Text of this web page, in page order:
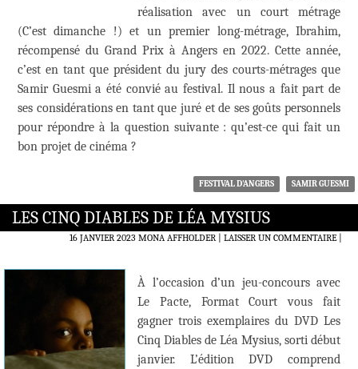
réalisation avec un court métrage
(C’est dimanche !) et un premier long-métrage, Ibrahim,
récompensé du Grand Prix à Angers en 2022. Cette année,
c’est en tant que président du jury des courts-métrages que
Samir Guesmi a été convié au festival. Il nous a fait part de
ses considérations en tant que juré et de ses goûts personnels
pour répondre à la question suivante : qu’est-ce qui fait un
bon projet de cinéma ?
FESTIVAL D'ANGERS SAMIR GUESMI
LES CINQ DIABLES DE LÉA MYSIUS
16 JANVIER 2023 MONA AFFHOLDER LAISSER UN COMMENTAIRE|
À l’occasion d’un jeu-concours avec
Le Pacte, Format Court vous fait
gagner trois exemplaires du DVD Les
Cinq Diables de Léa Mysius, sorti début
janvier. L’édition DVD comprend